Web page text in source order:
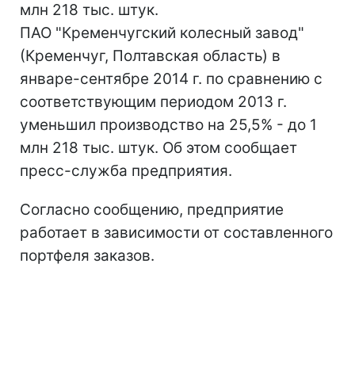
млн 218 тыс. штук.
ПАО "Кременчугский колесный завод"
(Кременчуг, Полтавская область) в
январе-сентябре 2014 г. по сравнению с
соответствующим периодом 2013 г.
уменьшил производство на 25,5% - до 1
млн 218 тыс. штук. Об этом сообщает
пресс-служба предприятия.
Согласно сообщению, предприятие
работает в зависимости от составленного
портфеля заказов.